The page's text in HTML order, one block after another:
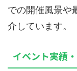
での開催風景や
介しています。
イベント実績